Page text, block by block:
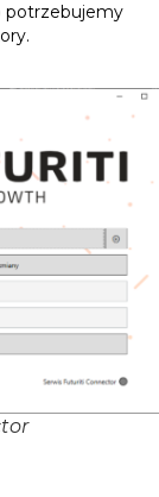
potrzebujemy